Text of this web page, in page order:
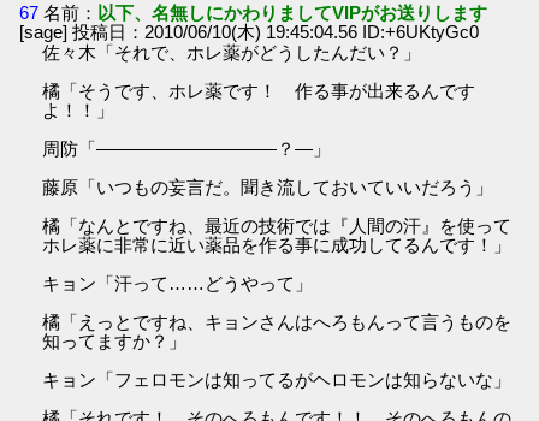
67 名前： 以下、名無しにかわりましてVIPがお送りします
[sage] 投稿日：2010/06/10(木) 19:45:04.56 ID:+6UKtyGc0
佐々木「それで、ホレ薬がどうしたんだい？」
橘「そうです、ホレ薬です！ 作る事が出来るんです
よ！！」
周防「――――――――――？―」
藤原「いつもの妄言だ。聞き流しておいていいだろう」
橘「なんとですね、最近の技術では『人間の汗』を使って
ホレ薬に非常に近い薬品を作る事に成功してるんです！」
キョン「汗って……どうやって」
橘「えっとですね、キョンさんはへろもんって言うものを
知ってますか？」
キョン「フェロモンは知ってるがヘロモンは知らないな」